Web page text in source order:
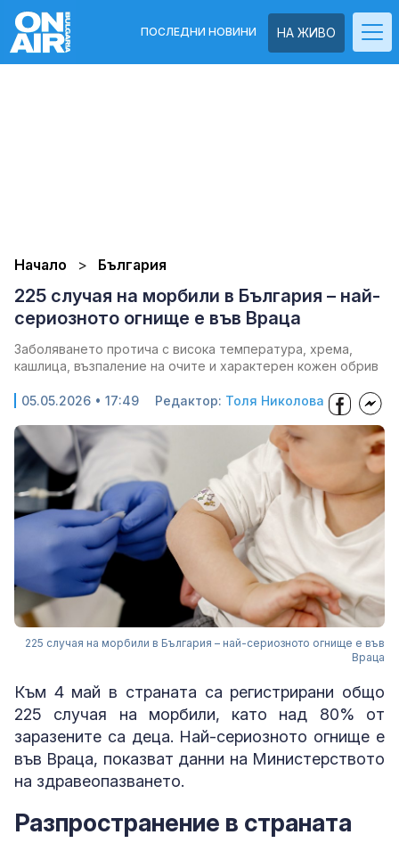
НА ЖИВО
ПОСЛЕДНИ НОВИНИ
Начало България
225 случая на морбили в България – най-
сериозното огнище е във Враца
Заболяването протича с висока температура, хрема,
кашлица, възпаление на очите и характерен кожен обрив
05.05.2026 • 17:49 Редактор: Толя Николова
225 случая на морбили в България – най-сериозното огнище е във
Враца
Към 4 май в страната са регистрирани общо
225 случая на морбили, като над 80% от
заразените са деца. Най-сериозното огнище е
във Враца, показват данни на Министерството
на здравеопазването.
Разпространение в страната